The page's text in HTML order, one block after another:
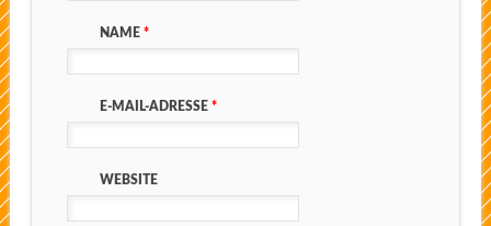
NAME *
E-MAIL-ADRESSE *
WEBSITE